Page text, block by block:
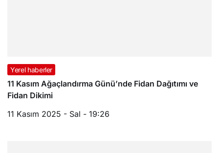
Yerel haberler
11 Kasım Ağaçlandırma Günü’nde Fidan Dağıtımı ve
Fidan Dikimi
11 Kasım 2025 - Sal - 19:26